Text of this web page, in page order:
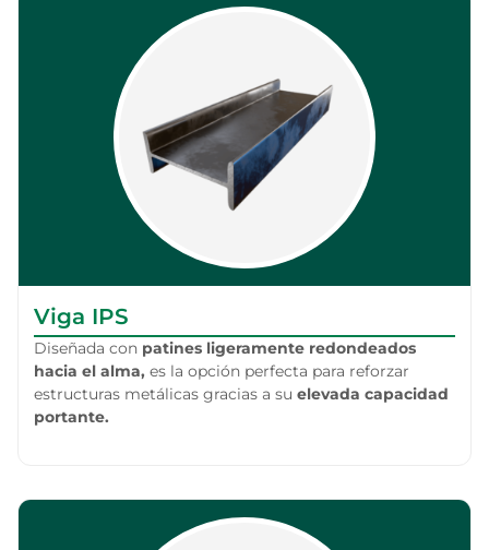
Viga IPS
Diseñada con patines ligeramente redondeados
hacia el alma, es la opción perfecta para reforzar
estructuras metálicas gracias a su elevada capacidad
portante.